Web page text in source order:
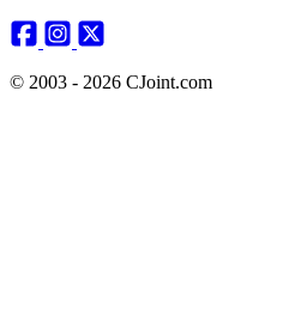
© 2003 - 2026 CJoint.com